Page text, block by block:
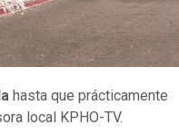
hasta que prácticamente
local KPHO-TV.